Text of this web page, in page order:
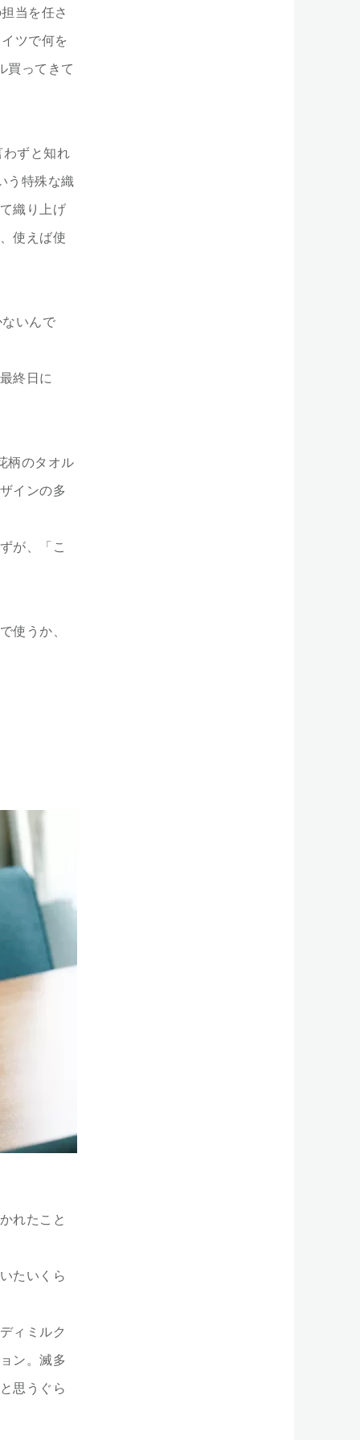
当を任さ
ツで何を
買ってきて
ずと知れ
う特殊な織
織り上げ
使えば使
いんで
終日に
柄のタオル
インの多
が、「こ
使うか、
れたこと
たいくら
ィミルク
ン。滅多
思うぐら